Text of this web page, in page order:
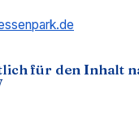
für den Inhalt